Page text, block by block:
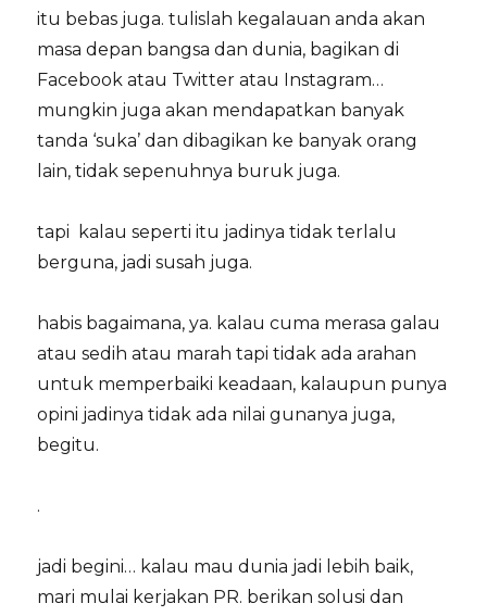
itu bebas juga. tulislah kegalauan anda akan
masa depan bangsa dan dunia, bagikan di
Facebook atau Twitter atau Instagram…
mungkin juga akan mendapatkan banyak
tanda ‘suka’ dan dibagikan ke banyak orang
lain, tidak sepenuhnya buruk juga.
tapi kalau seperti itu jadinya tidak terlalu
berguna, jadi susah juga.
habis bagaimana, ya. kalau cuma merasa galau
atau sedih atau marah tapi tidak ada arahan
untuk memperbaiki keadaan, kalaupun punya
opini jadinya tidak ada nilai gunanya juga,
begitu.
.
jadi begini… kalau mau dunia jadi lebih baik,
mari mulai kerjakan PR. berikan solusi dan